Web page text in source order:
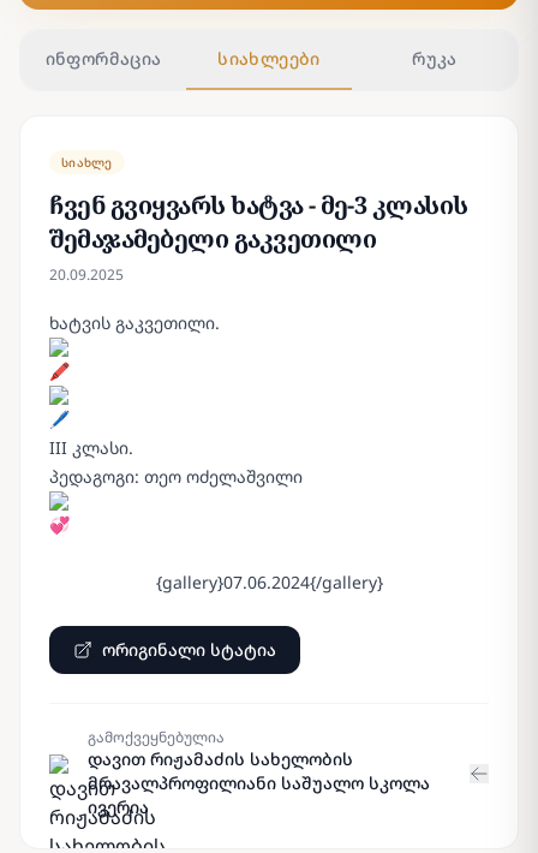
ინფორმაცია სიახლეები რუკა
სიახლე
ჩვენ გვიყვარს ხატვა - მე-3 კლასის
შემაჯამებელი გაკვეთილი
20.09.2025
ხატვის გაკვეთილი.
III კლასი.
პედაგოგი: თეო ოძელაშვილი
{gallery}07.06.2024{/gallery}
ორიგინალი სტატია
გამოქვეყნებულია
დავით რიჟამაძის სახელობის
მრავალპროფილიანი საშუალო სკოლა
ივერია